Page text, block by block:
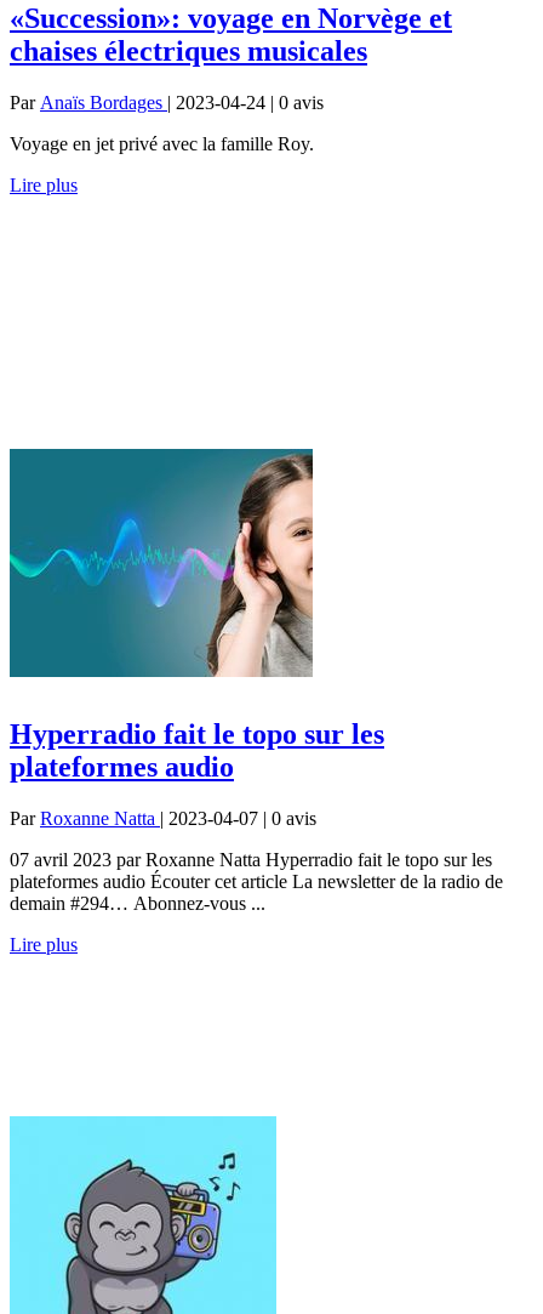
«Succession»: voyage en Norvège et
chaises électriques musicales
Par Anaïs Bordages | 2023-04-24 | 0 avis
Voyage en jet privé avec la famille Roy.
Lire plus
Hyperradio fait le topo sur les
plateformes audio
ParRoxanne Natta | 2023-04-07 | 0 avis
07 avril 2023 par Roxanne Natta Hyperradio fait le topo sur les
plateformes audio Écouter cet article La newsletter de la radio de
demain #294… Abonnez-vous ...
Lire plus